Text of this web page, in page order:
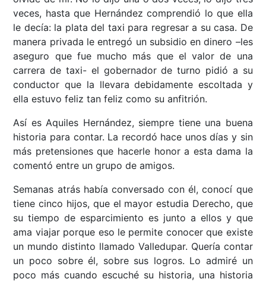
veces, hasta que Hernández comprendió lo que ella
le decía: la plata del taxi para regresar a su casa. De
manera privada le entregó un subsidio en dinero –les
aseguro que fue mucho más que el valor de una
carrera de taxi- el gobernador de turno pidió a su
conductor que la llevara debidamente escoltada y
ella estuvo feliz tan feliz como su anfitrión.
Así es Aquiles Hernández, siempre tiene una buena
historia para contar. La recordó hace unos días y sin
más pretensiones que hacerle honor a esta dama la
comentó entre un grupo de amigos.
Semanas atrás había conversado con él, conocí que
tiene cinco hijos, que el mayor estudia Derecho, que
su tiempo de esparcimiento es junto a ellos y que
ama viajar porque eso le permite conocer que existe
un mundo distinto llamado Valledupar. Quería contar
un poco sobre él, sobre sus logros. Lo admiré un
poco más cuando escuché su historia, una historia